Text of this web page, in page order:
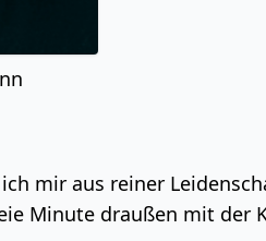
mir aus reiner
Minute draußen mit der